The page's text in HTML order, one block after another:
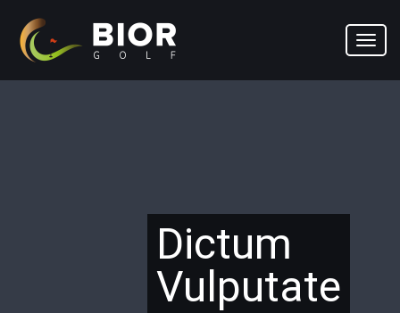
Dictum
Vulputate